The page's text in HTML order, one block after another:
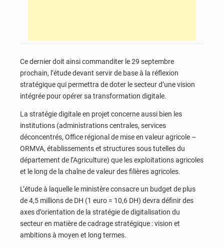
Ce dernier doit ainsi commanditer le 29 septembre
prochain, l’étude devant servir de base à la réflexion
stratégique qui permettra de doter le secteur d’une vision
intégrée pour opérer sa transformation digitale.
La stratégie digitale en projet concerne aussi bien les
institutions (administrations centrales, services
déconcentrés, Office régional de mise en valeur agricole –
ORMVA, établissements et structures sous tutelles du
département de l’Agriculture) que les exploitations agricoles
et le long de la chaîne de valeur des filières agricoles.
L’étude à laquelle le ministère consacre un budget de plus
de 4,5 millions de DH (1 euro = 10,6 DH) devra définir des
axes d’orientation de la stratégie de digitalisation du
secteur en matière de cadrage stratégique : vision et
ambitions à moyen et long termes.